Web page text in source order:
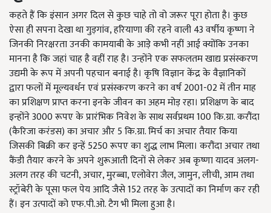
कहते हैं कि इंसान अगर दिल से कुछ चाहे तो वो जरूर पूरा होता है। कुछ
ऐसा ही सपना देखा था गुड़गांव, हरियाणा की रहने वाली 43 वर्षीय कृष्णा ने
जिनकी निरक्षरता उनकी कामयाबी के आड़े कभी नहीं आई क्योंकि उनका
मानना है कि जहां चाह है वहीं राह है। उन्होंने एक सफलतम खाद्य प्रसंस्करण
उद्यमी के रूप में अपनी पहचान बनाई है। कृषि विज्ञान केंद्र के वैज्ञानिकों
द्वारा फलों में मूल्यवर्धन एवं प्रसंस्करण करने का वर्ष 2001-02 में तीन माह
का प्रशिक्षण प्राप्त करना इनके जीवन का अहम मोड़ रहा। प्रशिक्षण के बाद
इन्होंने 3000 रूपए के प्रारंभिक निवेश के साथ सर्वप्रथम 100 कि.ग्रा. करौंदा
(कैरिजा करंडस) का अचार और 5 कि.ग्रा. मिर्च का अचार तैयार किया
जिसकी बिक्री कर इन्हें 5250 रूपए का शुद्ध लाभ मिला। करौंदा अचार तथा
कैंडी तैयार करने के अपने शुरूआती दिनों से लेकर अब कृष्णा यादव अलग-
अलग तरह की चटनी, अचार, मुरब्बा, एलोवेरा जैल, जामुन, लीची, आम तथा
स्ट्रॉबेरी के पूसा फल पेय आदि जैसे 152 तरह के उत्पादों का निर्माण कर रही
हैं। इन उत्पादों को एफ.पी.ओ. टैग भी मिला हुआ है।